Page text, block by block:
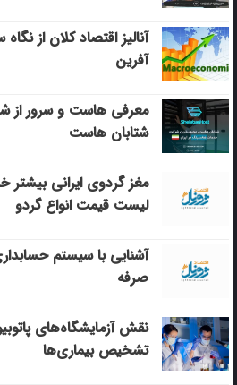
آنالیز اقتصاد کلان از
آفرین
معرفی هاست و سرور از
شتابان هاست
مغز گردوی ایرانی بیشتر
لیست قیمت انواع گردو
آشنایی با سیستم
صرفه
نقش آزمایشگاه‌های
تشخیص بیماری‌ها